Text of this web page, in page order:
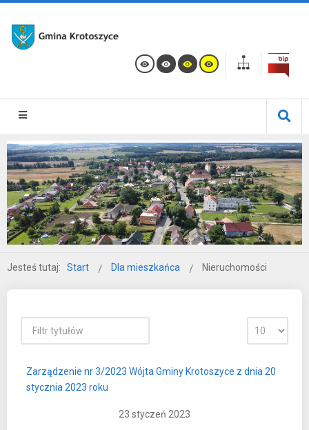
Jesteś tutaj: Start Dla mieszkańca Nieruchomości
Zarządzenie nr 3/2023 Wójta Gminy Krotoszyce z dnia 20
stycznia 2023 roku
23 styczeń 2023